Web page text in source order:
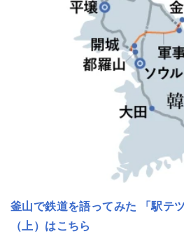
釜山で鉄道を語ってみた 「駅テ
（上）はこちら